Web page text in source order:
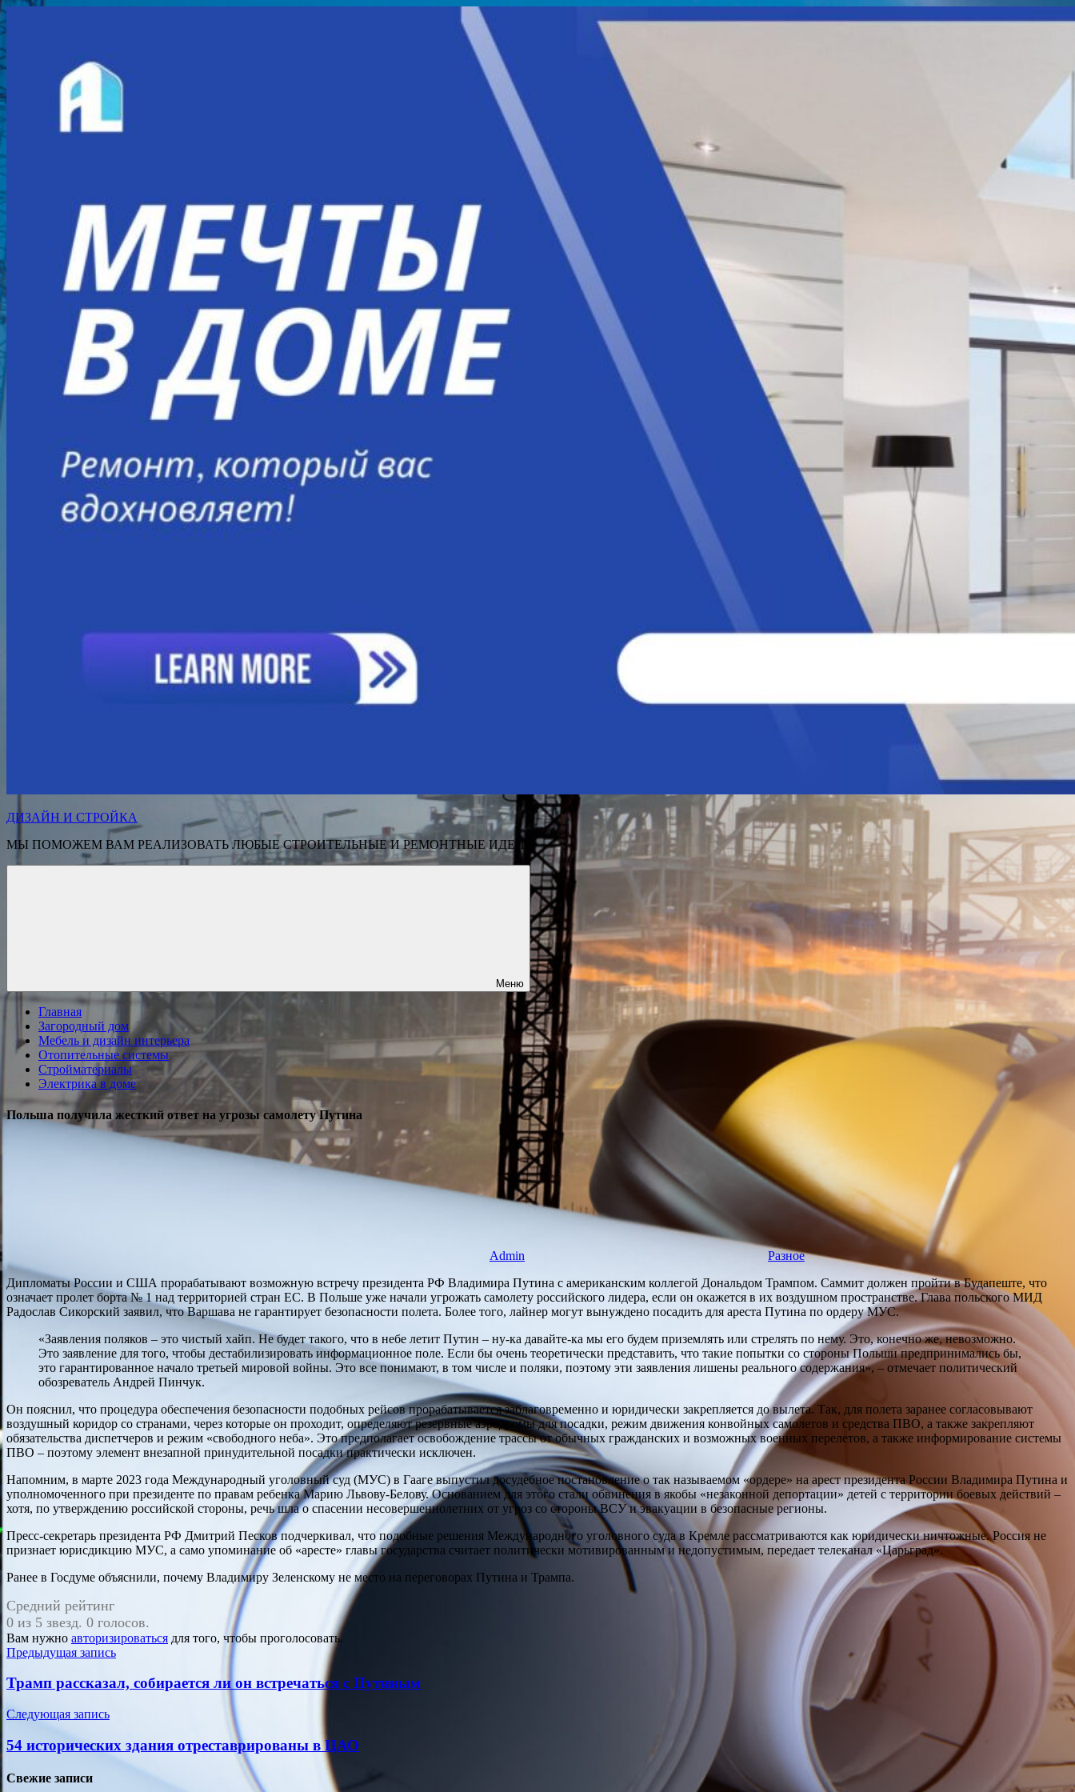
Перейти
к
ДИЗАЙН И СТРОЙКА
МЫ ПОМОЖЕМ ВАМ РЕАЛИЗОВАТЬ ЛЮБЫЕ СТРОИТЕЛЬНЫЕ И РЕМОНТНЫЕ ИДЕИ
Меню
Главная
Загородный дом
Мебель и дизайн интерьера
Отопительные системы
Стройматериалы
Электрика в доме
Польша получила жесткий ответ на угрозы самолету Путина
Admin
Разное
Дипломаты России и США прорабатывают возможную встречу президента РФ Владимира Путина с американским коллегой Дональдом Трампом. Саммит должен пройти в Будапеште, что
означает пролет борта № 1 над территорией стран ЕС. В Польше уже начали угрожать самолету российского лидера, если он окажется в их воздушном пространстве. Глава польского МИД
Радослав Сикорский заявил, что Варшава не гарантирует безопасности полета. Более того, лайнер могут вынуждено посадить для ареста Путина по ордеру МУС.
«Заявления поляков – это чистый хайп. Не будет такого, что в небе летит Путин – ну-ка давайте-ка мы его будем приземлять или стрелять по нему. Это, конечно же, невозможно.
Это заявление для того, чтобы дестабилизировать информационное поле. Если бы очень теоретически представить, что такие попытки со стороны Польши предпринимались бы,
это гарантированное начало третьей мировой войны. Это все понимают, в том числе и поляки, поэтому эти заявления лишены реального содержания», – отмечает политический
обозреватель Андрей Пинчук.
Он пояснил, что процедура обеспечения безопасности подобных рейсов прорабатывается заблаговременно и юридически закрепляется до вылета. Так, для полета заранее согласовывают
воздушный коридор со странами, через которые он проходит, определяют резервные аэродромы для посадки, режим движения конвойных самолетов и средства ПВО, а также закрепляют
обязательства диспетчеров и режим «свободного неба». Это предполагает освобождение трассы от обычных гражданских и возможных военных перелетов, а также информирование системы
ПВО – поэтому элемент внезапной принудительной посадки практически исключен.
Напомним, в марте 2023 года Международный уголовный суд (МУС) в Гааге выпустил досудебное постановление о так называемом «ордере» на арест президента России Владимира Путина и
уполномоченного при президенте по правам ребенка Марию Львову-Белову. Основанием для этого стали обвинения в якобы «незаконной депортации» детей с территории боевых действий –
хотя, по утверждению российской стороны, речь шла о спасении несовершеннолетних от угроз со стороны ВСУ и эвакуации в безопасные регионы.
Пресс-секретарь президента РФ Дмитрий Песков подчеркивал, что подобные решения Международного уголовного суда в Кремле рассматриваются как юридически ничтожные. Россия не
признает юрисдикцию МУС, а само упоминание об «аресте» главы государства считает политически мотивированным и недопустимым, передает телеканал «Царьград».
Ранее в Госдуме объяснили, почему Владимиру Зеленскому не место на переговорах Путина и Трампа.
Средний рейтинг
0 из 5 звезд. 0 голосов.
Вам нужно авторизироваться для того, чтобы проголосовать.
Навигация
по
записям
Предыдущая запись
Трамп рассказал, собирается ли он встречаться с Путиным
Следующая запись
54 исторических здания отреставрированы в ЦАО
Свежие записи